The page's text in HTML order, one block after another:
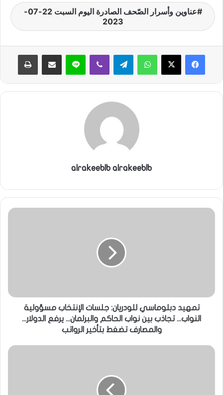
عناوين وأسرار الصّحف الصادرة اليوم السبت 22-07-
2023
واتساب لاين
alrakeeblb alrakeeblb
تمهيد دبلوماسي للودريان: جلسات الإنتخاب مسؤولية
النواب... تجاذب بين نواب الحاكم والبرلمان... يرفع الدولار...
والمصارف تضغط بتأخير الرواتب